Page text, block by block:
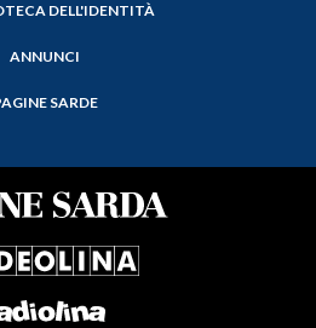
DELL'IDENTITÀ
ANNUNCI
SARDE